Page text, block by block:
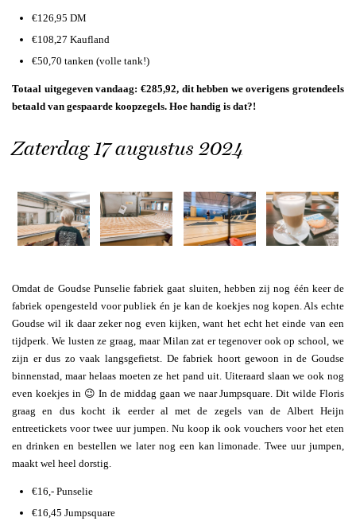
€126,95 DM
€108,27 Kaufland
€50,70 tanken (volle tank!)
Totaal uitgegeven vandaag: €285,92, dit hebben we overigens grotendeels
betaald van gespaarde koopzegels. Hoe handig is dat?!
Zaterdag 17 augustus 2024
Omdat de Goudse Punselie fabriek gaat sluiten, hebben zij nog één keer de
fabriek opengesteld voor publiek én je kan de koekjes nog kopen. Als echte
Goudse wil ik daar zeker nog even kijken, want het echt het einde van een
tijdperk. We lusten ze graag, maar Milan zat er tegenover ook op school, we
zijn er dus zo vaak langsgefietst. De fabriek hoort gewoon in de Goudse
binnenstad, maar helaas moeten ze het pand uit. Uiteraard slaan we ook nog
even koekjes in 😉 In de middag gaan we naar Jumpsquare. Dit wilde Floris
graag en dus kocht ik eerder al met de zegels van de Albert Heijn
entreetickets voor twee uur jumpen. Nu koop ik ook vouchers voor het eten
en drinken en bestellen we later nog een kan limonade. Twee uur jumpen,
maakt wel heel dorstig.
€16,- Punselie
€16,45 Jumpsquare